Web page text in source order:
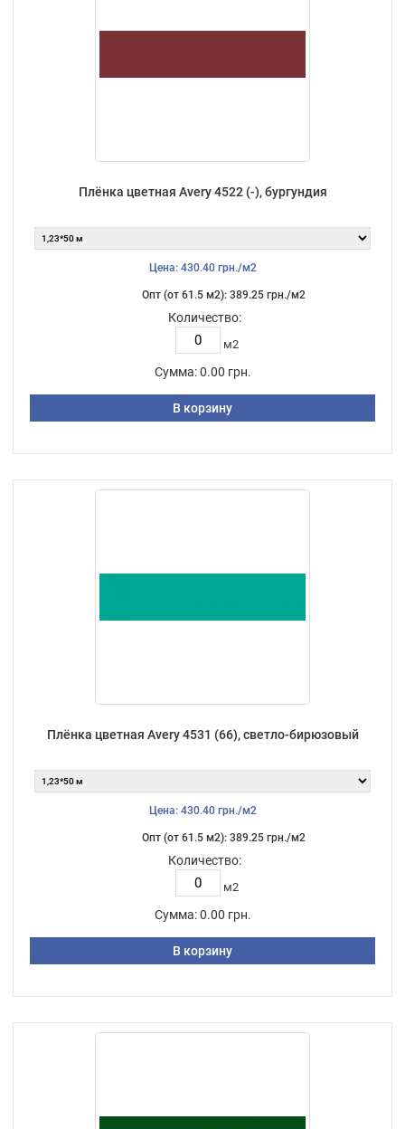
Плёнка цветная Avery 4522 (-), бургундия
Цена: 430.40 грн./м2
Опт (от 61.5 м2): 389.25 грн./м2
Количество:
м2
Сумма: 0.00 грн.
В корзину
Плёнка цветная Avery 4531 (66), светло-бирюзовый
Цена: 430.40 грн./м2
Опт (от 61.5 м2): 389.25 грн./м2
Количество:
м2
Сумма: 0.00 грн.
В корзину